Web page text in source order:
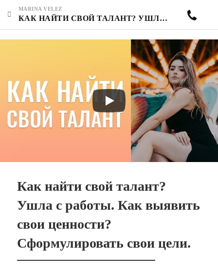
MARINA VELEZ
КАК НАЙТИ СВОЙ ТАЛАНТ? УШЛА С РАБОТЫ. КАК ВЫЯВИТЬ СВОИ ЦЕННОСТИ? СФОРМУЛИРОВАТЬ СВОИ ЦЕЛИ.
Как найти свой талант?
Ушла с работы. Как выявить
свои ценности?
Сформулировать свои цели.